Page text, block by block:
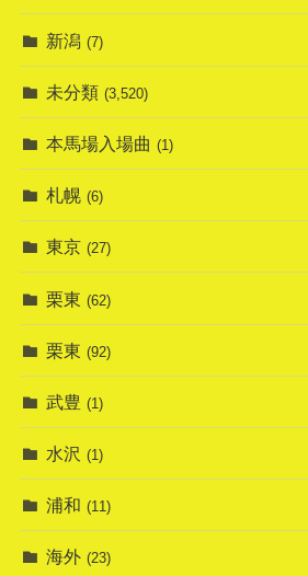
新潟 (7)
未分類 (3,520)
本馬場入場曲 (1)
札幌 (6)
東京 (27)
栗東 (62)
栗東 (92)
武豊 (1)
水沢 (1)
浦和 (11)
海外 (23)